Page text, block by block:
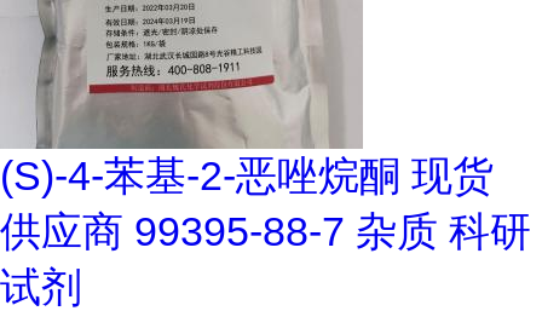
(S)-4-苯基-2-恶唑烷酮 现货
供应商 99395-88-7 杂质 科研
试剂